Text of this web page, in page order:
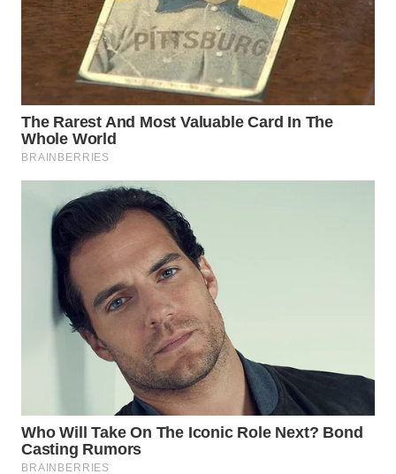
SIMALUNGUN
LABUHANBATU
WN
TAPANULI
TENGAH
WN DELI
SERDANG
WN
TEBING
PAKPAK
WN